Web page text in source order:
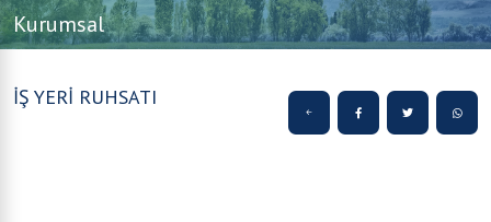
Kurumsal
İŞ YERİ RUHSATI